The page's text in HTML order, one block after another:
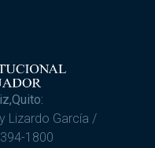
Lizardo García /
1800